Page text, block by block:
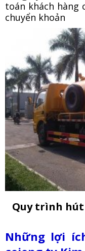
toán khách hàng
chuyển khoản
Quy trình hút
Những lợi